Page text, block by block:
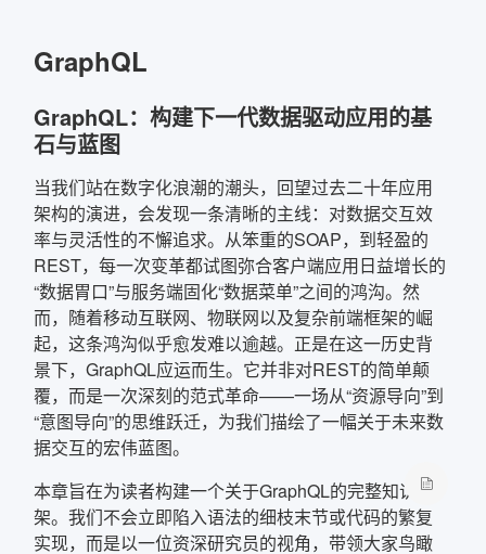
GraphQL
GraphQL：构建下一代数据驱动应用的基
石与蓝图
当我们站在数字化浪潮的潮头，回望过去二十年应用
架构的演进，会发现一条清晰的主线：对数据交互效
率与灵活性的不懈追求。从笨重的SOAP，到轻盈的
REST，每一次变革都试图弥合客户端应用日益增长的
“数据胃口”与服务端固化“数据菜单”之间的鸿沟。然
而，随着移动互联网、物联网以及复杂前端框架的崛
起，这条鸿沟似乎愈发难以逾越。正是在这一历史背
景下，GraphQL应运而生。它并非对REST的简单颠
覆，而是一次深刻的范式革命——一场从“资源导向”到
“意图导向”的思维跃迁，为我们描绘了一幅关于未来数
据交互的宏伟蓝图。
本章旨在为读者构建一个关于GraphQL的完整知识框
架。我们不会立即陷入语法的细枝末节或代码的繁复
实现，而是以一位资深研究员的视角，带领大家鸟瞰